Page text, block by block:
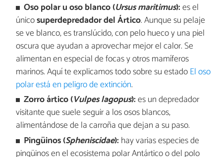
Oso polar u oso blanco (Ursus maritimus):es el
únicosuperdepredador del Ártico. Aunque su pelaje
se ve blanco, es translúcido, con pelo hueco y una piel
oscura que ayudan a aprovechar mejor el calor. Se
alimentan en especial de focas y otros mamíferos
marinos. Aquí te explicamos todo sobre su estadoEl oso
polar está en peligro de extinción.
Zorro ártico (Vulpes lagopus):es un depredador
visitante que suele seguir a los osos blancos,
alimentándose de la carroña que dejan a su paso.
Pingüinos (Spheniscidae): hay varias especies de
pingüinos en el ecosistema polar Antártico o del polo